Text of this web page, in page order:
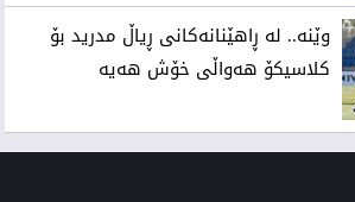
وێنه‌.. له‌ ڕاهێنانه‌كانی‌ ڕیاڵ مدرید بۆ
كلاسیكۆ هه‌واڵی‌ خۆش هه‌یه‌